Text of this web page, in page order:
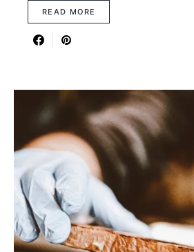
READ MORE